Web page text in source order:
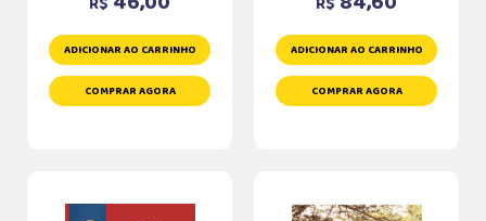
ADICIONAR AO CARRINHO
COMPRAR AGORA
ADICIONAR AO CARRINHO
COMPRAR AGORA